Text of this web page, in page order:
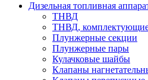
Дизельная
топливная
аппаратура
Дизельная топливная
ТНВД
ТНВД,
Плунжерные секции
Плунжерные пары
Кулачковые шайбы
Клапаны